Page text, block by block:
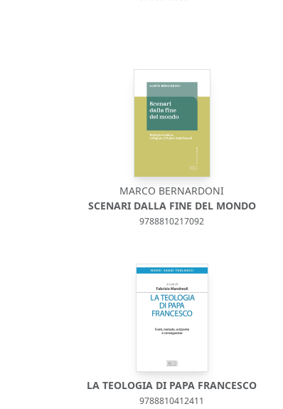
MARCO BERNARDONI
SCENARI DALLA FINE DEL MONDO
9788810217092
LA TEOLOGIA DI PAPA FRANCESCO
9788810412411